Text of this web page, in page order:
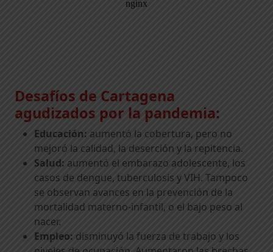
Desafíos de Cartagena
agudizados por la pandemia:
Educación: aumentó la cobertura, pero no
mejoró la calidad, la deserción y la repitencia.
Salud: aumentó el embarazo adolescente, los
casos de dengue, tuberculosis y VIH. Tampoco
se observan avances en la prevención de la
mortalidad materno-infantil, o el bajo peso al
nacer.
Empleo: disminuyó la fuerza de trabajo y los